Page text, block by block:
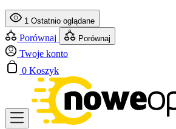
1 Ostatnio oglądane
Porównaj Porównaj
Twoje konto
0 Koszyk